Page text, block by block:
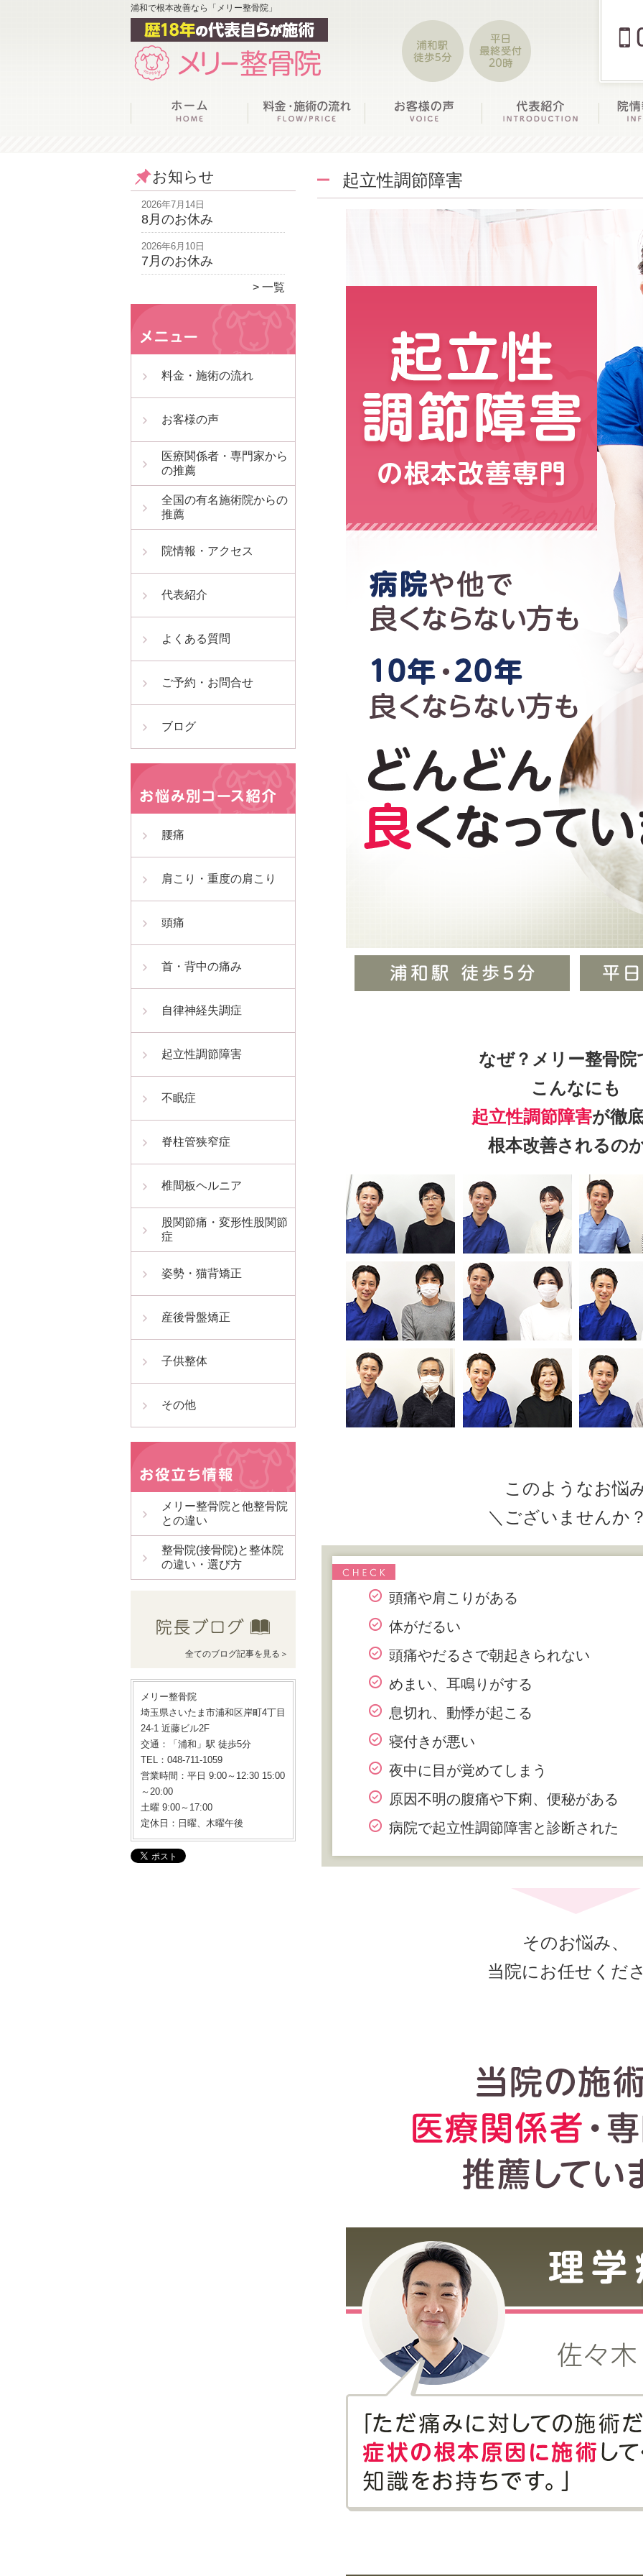
浦和で根本改善なら「メリー整骨院」
お知らせ
2026年7月14日
8月のお休み
2026年6月10日
7月のお休み
一覧
料金・施術の流れ
お客様の声
医療関係者・専門家から
の推薦
全国の有名施術院からの
推薦
院情報・アクセス
代表紹介
よくある質問
ご予約・お問合せ
ブログ
腰痛
肩こり・重度の肩こり
頭痛
首・背中の痛み
自律神経失調症
起立性調節障害
不眠症
脊柱管狭窄症
椎間板ヘルニア
股関節痛・変形性股関節
症
姿勢・猫背矯正
産後骨盤矯正
子供整体
その他
メリー整骨院と他整骨院
との違い
整骨院(接骨院)と整体院
の違い・選び方
全てのブログ記事を見る＞
メリー整骨院
埼玉県さいたま市浦和区岸町4丁目
24-1 近藤ビル2F
交通：「浦和」駅 徒歩5分
TEL：048-711-1059
営業時間：平日 9:00～12:30 15:00
～20:00
土曜 9:00～17:00
定休日：日曜、木曜午後
起立性調節障害
なぜ？メリー整骨院
こんなにも
起立性調節障害が徹
根本改善されるの
このようなお悩
＼ございませんか
頭痛や肩こりがある
体がだるい
頭痛やだるさで朝起きられない
めまい、耳鳴りがする
息切れ、動悸が起こる
寝付きが悪い
夜中に目が覚めてしまう
原因不明の腹痛や下痢、便秘がある
病院で起立性調節障害と診断された
そのお悩み、
当院にお任せくだ